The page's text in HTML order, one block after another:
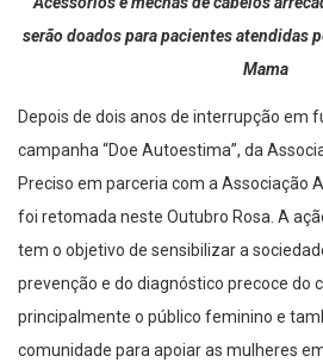
serão doados para pacientes atendidas
Mama
Depois de dois anos de interrupção em
campanha “Doe Autoestima”, da
Preciso em parceria com a Associação
foi retomada neste Outubro Rosa. A
tem o objetivo de sensibilizar a
prevenção e do diagnóstico precoce do
principalmente o público feminino e
comunidade para apoiar as mulheres